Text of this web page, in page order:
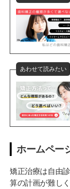
あわせて読みたい
ホームペー
矯正治療は自由
算の計画が難し